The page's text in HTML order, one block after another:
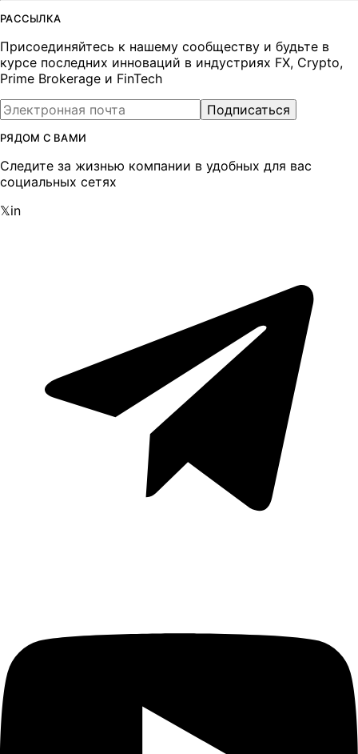
РАССЫЛКА
Присоединяйтесь к нашему сообществу и будьте в
курсе последних инноваций в индустриях FX, Crypto,
Prime Brokerage и FinTech
Подписаться
РЯДОМ С ВАМИ
Следите за жизнью компании в удобных для вас
социальных сетях
𝕏in